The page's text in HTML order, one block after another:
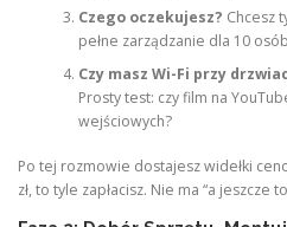
Czego oczekujesz? Chcesz
pełne zarządzanie dla 10
Czy masz Wi-Fi przy
Prosty test: czy film na
wejściowych?
Po tej rozmowie dostajesz widełki
zł, to tyle zapłacisz. Nie ma “a jeszcze